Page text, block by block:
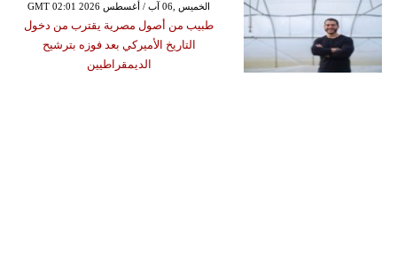
GMT 02:01 2026 الخميس ,06 آب / أغسطس
طبيب من أصول مصرية يقترب من دخول
التاريخ الأميركي بعد فوزه بترشيح
الديمقراطيين